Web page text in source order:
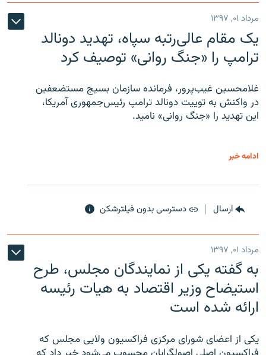
مرداد ۰۱, ۱۳۹۷
یک مقام عالی‌رتبه سپاه، تهدید دونالد
ترامپ را «جنگ روانی» توصیف کرد
غلامحسین غیب‌پرور، فرمانده سازمان بسیج مستضعفین
در واکنش به توییت دونالد ترامپ رئیس‌جمهوری آمریکا،
این تهدید را «جنگ روانی» نامید.
ادامه خبر
ارسال دسترسی بدون فیلترشکن
مرداد ۰۱, ۱۳۹۷
به گفته یکی از نمایندگان مجلس، طرح
استیضاح وزیر اقتصاد به هیات رئیسه
ارائه شده است
یکی از اعضای شورای مرکزی فراکسیون ولایی مجلس که